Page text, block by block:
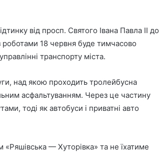
від просп. Святого Івана Павла ІІ до
роботами 18 червня буде тимчасово
транспорту міста.
над якою проходить тролейбусна
асфальтуванням. Через це частину
тоді як автобуси і приватні авто
— Хуторівка» та не їхатиме